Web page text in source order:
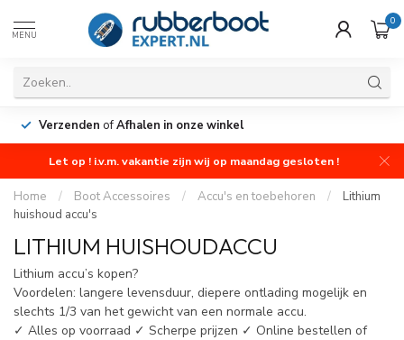
MENU
0
Verzenden ofAfhalen in onze winkel
Let op ! i.v.m. vakantie zijn wij op maandag gesloten !
Home / Boot Accessoires / Accu's en toebehoren /
Lithium
huishoud accu's
LITHIUM HUISHOUDACCU
Lithium accu’s kopen?
Voordelen: langere levensduur, diepere ontlading mogelijk en
slechts 1/3 van het gewicht van een normale accu.
✓ Alles op voorraad ✓ Scherpe prijzen ✓ Online bestellen of